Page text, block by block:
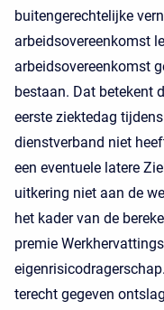
buitengerechtelijke
arbeidsovereenkomst
arbeidsovereenkomst
bestaan. Dat betekent
eerste ziektedag
dienstverband niet
een eventuele latere
uitkering niet aan de
het kader van de
premie
terecht gegeven